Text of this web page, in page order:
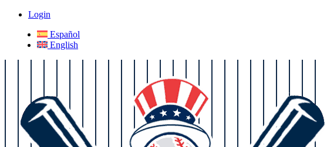
Login
Español
English